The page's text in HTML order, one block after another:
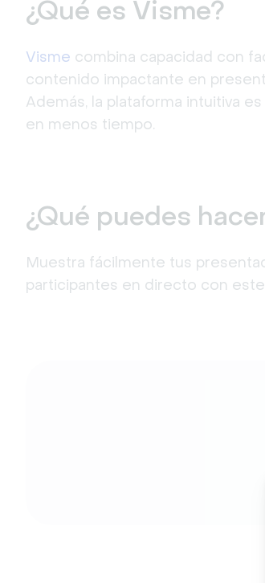
¿Qué es Visme?
Visme combina capacidad con
contenido impactante en
Además, la plataforma intuitiva
en menos tiempo.
¿Qué puedes
Muestra fácilmente tus
participantes en directo con este